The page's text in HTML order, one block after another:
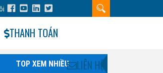
THANH TOÁN
LIÊN HỆ
TOP XEM NHIỀU